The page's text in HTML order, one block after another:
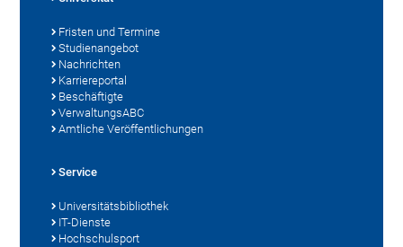
Fristen und Termine
Studienangebot
Nachrichten
Karriereportal
Beschäftigte
VerwaltungsABC
Amtliche Veröffentlichungen
Service
Universitätsbibliothek
IT-Dienste
Hochschulsport